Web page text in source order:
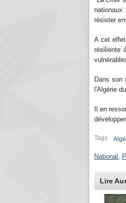
résister
A cet
résiliente
Dans son
l'Algérie
Il en
Tags:
National ,
Lire